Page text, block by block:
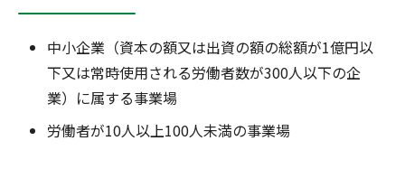
中小企業（資本の額又は出資の額の総額が1億円以
下又は常時使用される労働者数が300人以下の企
業）に属する事業場
労働者が10人以上100人未満の事業場